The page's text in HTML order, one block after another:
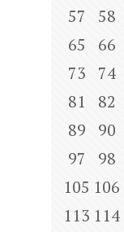
57
58
65
66
73
74
81
82
89
90
97
98
105 106
113 114